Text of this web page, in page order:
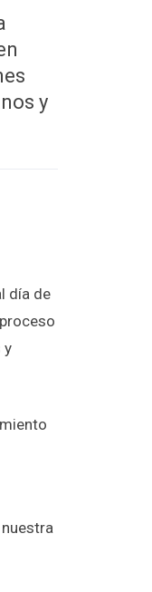
y
día de
y